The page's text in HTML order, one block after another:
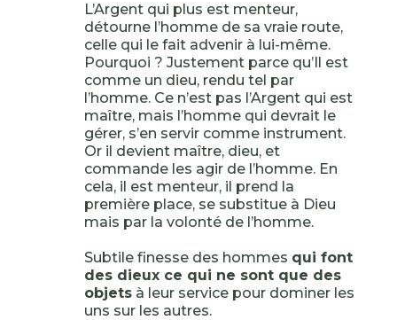
L’Argent qui plus est menteur,
détourne l’homme de sa vraie route,
celle qui le fait advenir à lui-même.
Pourquoi ? Justement parce qu’Il est
comme un dieu, rendu tel par
l’homme. Ce n’est pas l’Argent qui est
maître, mais l’homme qui devrait le
gérer, s’en servir comme instrument.
Or il devient maître, dieu, et
commande les agir de l’homme. En
cela, il est menteur, il prend la
première place, se substitue à Dieu
mais par la volonté de l’homme.
Subtile finesse des hommes qui font
des dieux ce qui ne sont que des
objetsà leur service pour dominer les
uns sur les autres.